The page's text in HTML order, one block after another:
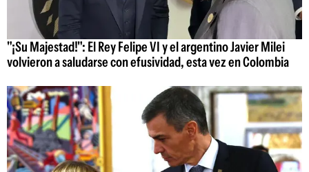
"¡Su Majestad!": El Rey Felipe VI y el argentino Javier Milei
volvieron a saludarse con efusividad, esta vez en Colombia